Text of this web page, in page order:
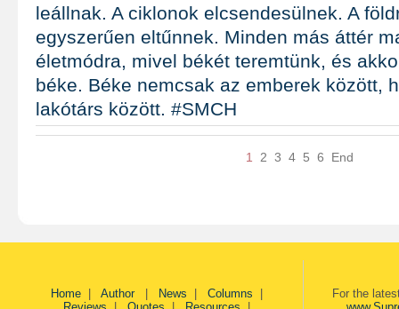
leállnak. A ciklonok elcsendesülnek. A
egyszerűen eltűnnek. Minden más áttér
életmódra, mivel békét teremtünk, és
béke. Béke nemcsak az emberek között,
lakótárs között. #SMCH
1 2 3 4 5 6 End
Home| Author News Columns
For the